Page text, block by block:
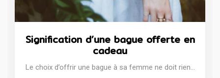
Signification d’une bague offerte en
cadeau
Le choix d’offrir une bague à sa femme ne doit rien…